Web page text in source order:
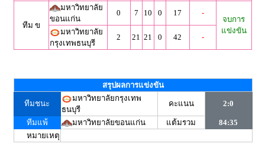
ทีม ข
มหาวิทยาลัย
ขอนแก่น
0 7 10 0 17 -
จบการ
แข่งขัน
มหาวิทยาลัย
กรุงเทพธนบุรี
2 21 21 0 42 -
สรุปผลการแข่งขัน
ทีมชนะ
มหาวิทยาลัยกรุงเทพ
ธนบุรี
คะแนน 2:0
ทีมแพ้ มหาวิทยาลัยขอนแก่น แต้มรวม
84:35
หมายเหตุ